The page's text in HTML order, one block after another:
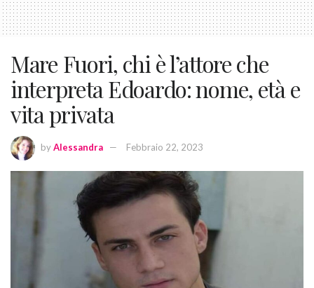
Mare Fuori, chi è l’attore che
interpreta Edoardo: nome, età e
vita privata
byAlessandra Febbraio 22, 2023